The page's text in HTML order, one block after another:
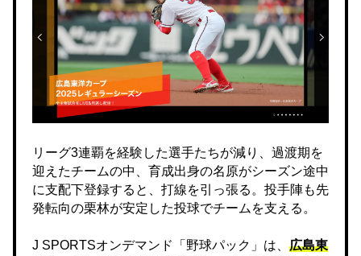
リーグ3連覇を経験した選手たちが減り、過渡期を
迎えたチームの中、育成出身の名原がシーズン途中
に支配下登録すると、打線を引っ張る。投手陣も先
発転向の栗林が安定した投球でチームを支える。
J SPORTSオンデマンド「野球パック」は、 広島東